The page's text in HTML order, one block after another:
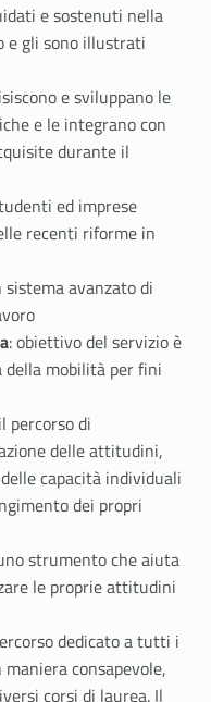
e sostenuti nella
e gli sono illustrati
e sviluppano le
e le integrano con
durante il
ed imprese
recenti riforme in
sistema avanzato di
: obiettivo del servizio è
mobilità per fini
percorso di
delle attitudini,
capacità individuali
dei propri
strumento che aiuta
le proprie attitudini
dedicato a tutti i
consapevole,
corsi di laurea. Il